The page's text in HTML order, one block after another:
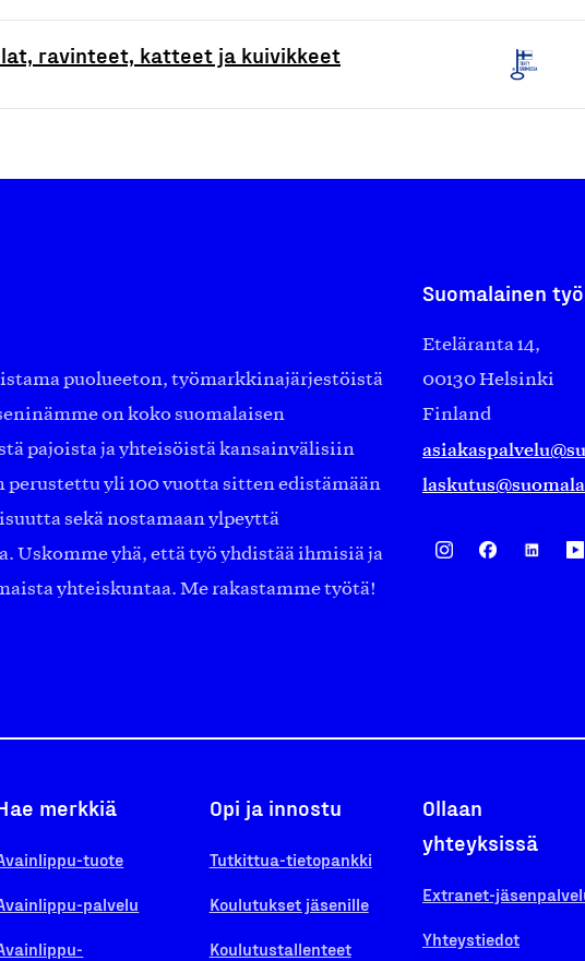
ravinteet, katteet ja kuivikkeet
puolueeton, työmarkkinajärjestöistä
on koko suomalaisen
pajoista ja yhteisöistä kansainvälisiin
yli 100 vuotta sitten edistämään
sekä nostamaan ylpeyttä
Uskomme yhä, että työ yhdistää ihmisiä ja
yhteiskuntaa. Me rakastamme työtä!
Suomalainen
Eteläranta 14,
00130 Helsinki
Finland
merkkiä
tuote
palvelu
Opi ja innostu
Tutkittua-tietopankki
Koulutukset jäsenille
Koulutustallenteet
Ollaan
yhteyksissä
Extranet-
Yhteystiedot